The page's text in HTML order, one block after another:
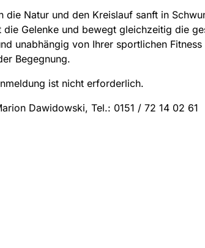
die Natur und den Kreislauf sanft in
die Gelenke und bewegt gleichzeitig die
unabhängig von Ihrer sportlichen
Begegnung.
ist nicht erforderlich.
Dawidowski, Tel.: 0151 / 72 14 02 61